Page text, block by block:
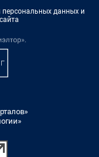
данных и